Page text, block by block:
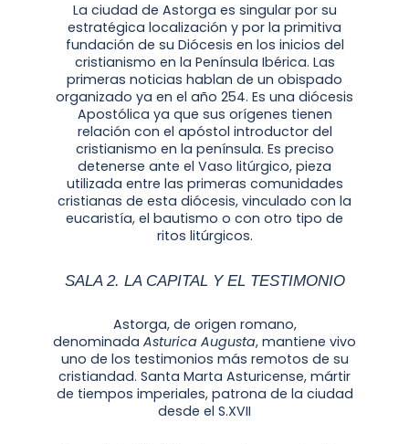
La ciudad de Astorga es singular por su
estratégica localización y por la primitiva
fundación de su Diócesis en los inicios del
cristianismo en la Península Ibérica. Las
primeras noticias hablan de un obispado
organizado ya en el año 254. Es una diócesis
Apostólica ya que sus orígenes tienen
relación con el apóstol introductor del
cristianismo en la península. Es preciso
detenerse ante el Vaso litúrgico, pieza
utilizada entre las primeras comunidades
cristianas de esta diócesis, vinculado con la
eucaristía, el bautismo o con otro tipo de
ritos litúrgicos.
SALA 2. LA CAPITAL Y EL TESTIMONIO
Astorga, de origen romano,
denominada Asturica Augusta, mantiene vivo
uno de los testimonios más remotos de su
cristiandad. Santa Marta Asturicense, mártir
de tiempos imperiales, patrona de la ciudad
desde el S.XVII